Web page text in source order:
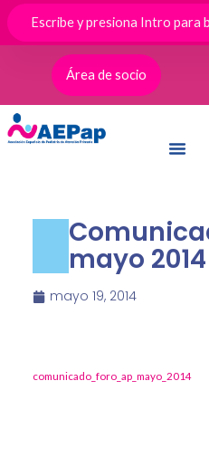
contenido
Área de socio
mayo 2014
mayo 19, 2014
comunicado_foro_ap_mayo_2014